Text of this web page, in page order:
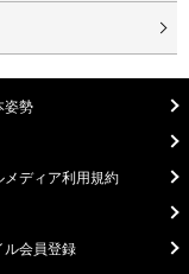
姿勢
メディア利用規約
ル会員登録